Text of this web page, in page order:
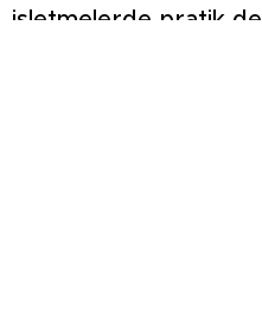
işletmelerde pratik